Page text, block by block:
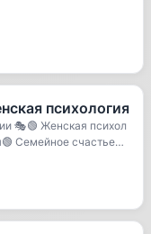
психология
🎭🟢 Женская психол
Семейное счастье🟢